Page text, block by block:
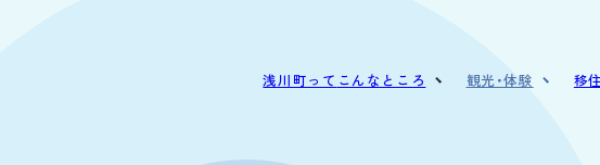
浅川町って こんなところ 観光・体験 移